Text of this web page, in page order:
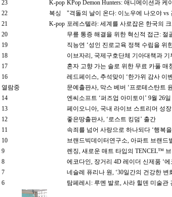
23
K-pop KPop Demon Hunters: 애니메이션과 케
22
복싱 "격돌의 날이 온다: 이노우에 나오야
21
K-pop 포레스텔라: 세계를 사로잡은 한국의
20
무릎 통증 해결을 위한 혁신적 접근: 절
19
직능연 ‘성인 진로교육 정책 수립을 위
18
이브자리, 국제구호단체 기아대책과
17
혼자 고향 가는 솔로 위한 무료 카풀 매
16
레드페이스, 추석맞이 ‘한가위 감사 이
열람중
문예출판사, 막스 베버 ‘프로테스탄트
14
엔씨소프트 ‘퍼즈업 아미토이’ 9월 26
13
페이오니아, 국내 라이브 스트리머 성
12
좋은땅출판사, ‘로스트 킹덤’ 출간
11
속죄를 넘어 사랑으로 하나되다 ‘행복
10
브랜드빅데이터연구소, 아파트 브랜드
9
렌징, 새로운 매트 타입의 TENCEL™
8
에코다인, 장거리 4D 레이더 신제품 ‘에
7
네슬레 퓨리나 원, ‘30일간의 건강한 변
6
탐페레시: 루멘 발로, 사라 힐덴 미술관